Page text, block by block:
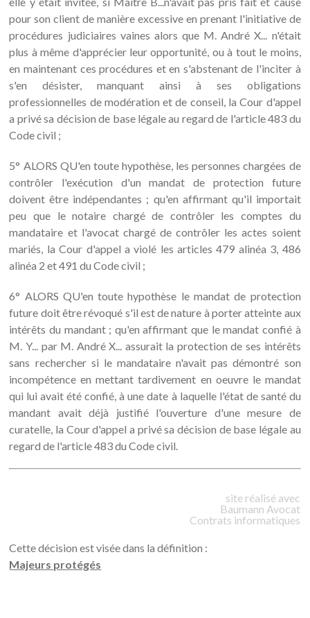
pour son client de manière excessive en prenant l'initiative de
procédures judiciaires vaines alors que M. André X... n'était
plus à même d'apprécier leur opportunité, ou à tout le moins,
en maintenant ces procédures et en s'abstenant de l'inciter à
s'en désister, manquant ainsi à ses obligations
professionnelles de modération et de conseil, la Cour d'appel
a privé sa décision de base légale au regard de l'article 483 du
Code civil ;
5° ALORS QU'en toute hypothèse, les personnes chargées de
contrôler l'exécution d'un mandat de protection future
doivent être indépendantes ; qu'en affirmant qu'il importait
peu que le notaire chargé de contrôler les comptes du
mandataire et l'avocat chargé de contrôler les actes soient
mariés, la Cour d'appel a violé les articles 479 alinéa 3, 486
alinéa 2 et 491 du Code civil ;
6° ALORS QU'en toute hypothèse le mandat de protection
future doit être révoqué s'il est de nature à porter atteinte aux
intérêts du mandant ; qu'en affirmant que le mandat confié à
M. Y... par M. André X... assurait la protection de ses intérêts
sans rechercher si le mandataire n'avait pas démontré son
incompétence en mettant tardivement en oeuvre le mandat
qui lui avait été confié, à une date à laquelle l'état de santé du
mandant avait déjà justifié l'ouverture d'une mesure de
curatelle, la Cour d'appel a privé sa décision de base légale au
regard de l'article 483 du Code civil.
site réalisé avec
Baumann Avocat
Contrats informatiques
Cette décision est visée dans la définition :
Majeurs protégés